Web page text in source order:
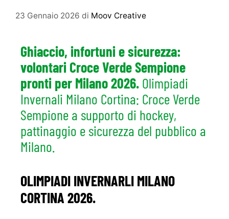
23 Gennaio 2026 di Moov Creative
Ghiaccio, infortuni e sicurezza:
volontari Croce Verde Sempione
pronti per Milano 2026. Olimpiadi
Invernali Milano Cortina: Croce Verde
Sempione a supporto di hockey,
pattinaggio e sicurezza del pubblico a
Milano.
OLIMPIADI INVERNARLI MILANO
CORTINA 2026.